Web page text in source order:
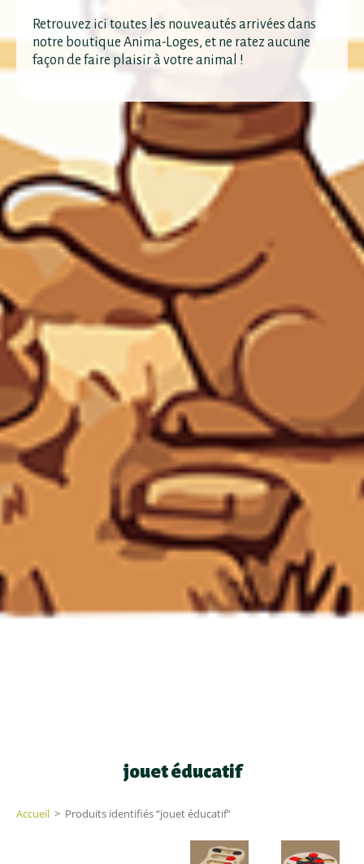
Retrouvez ici toutes les nouveautés arrivées dans
notre boutique Anima-Loges, et ne ratez aucune
façon de faire plaisir à votre animal !
jouet éducatif
Accueil > Produits identifiés “jouet éducatif”